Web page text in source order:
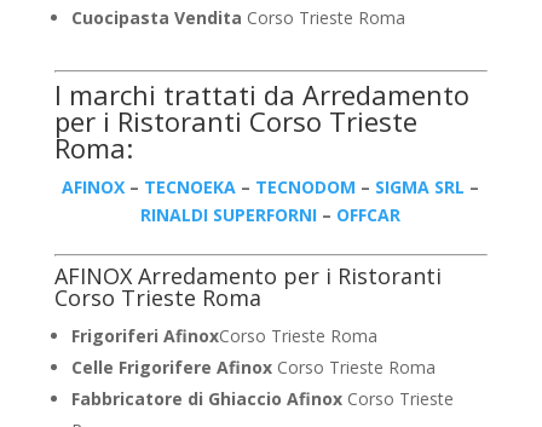
Cuocipasta Vendita Corso Trieste Roma
I marchi trattati da Arredamento
per i Ristoranti Corso Trieste
Roma:
AFINOX – TECNOEKA – TECNODOM – SIGMA SRL –
RINALDI SUPERFORNI – OFFCAR
AFINOX Arredamento per i Ristoranti
Corso Trieste Roma
Frigoriferi AfinoxCorso Trieste Roma
Celle Frigorifere AfinoxCorso Trieste Roma
Fabbricatore di Ghiaccio AfinoxCorso Trieste